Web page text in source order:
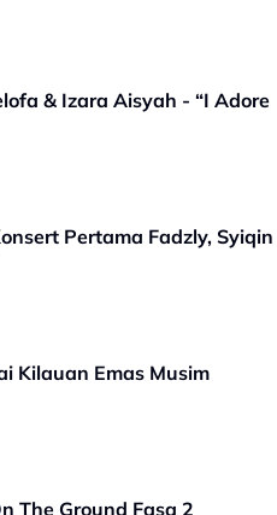
& Izara Aisyah - “I Adore
Pertama Fadzly, Syiqin
Kilauan Emas Musim
The Ground Fasa 2